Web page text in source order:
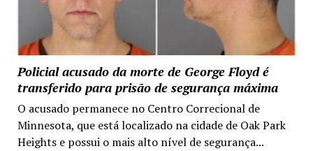
Policial acusado da morte de George Floyd é
transferido para prisão de segurança máxima
O acusado permanece no Centro Correcional de
Minnesota, que está localizado na cidade de Oak Park
Heights e possui o mais alto nível de segurança...